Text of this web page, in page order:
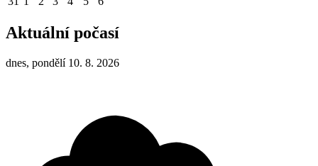
Aktuální počasí
dnes, pondělí 10. 8. 2026